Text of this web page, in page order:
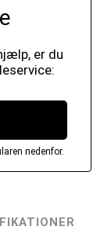
er du
nedenfor.